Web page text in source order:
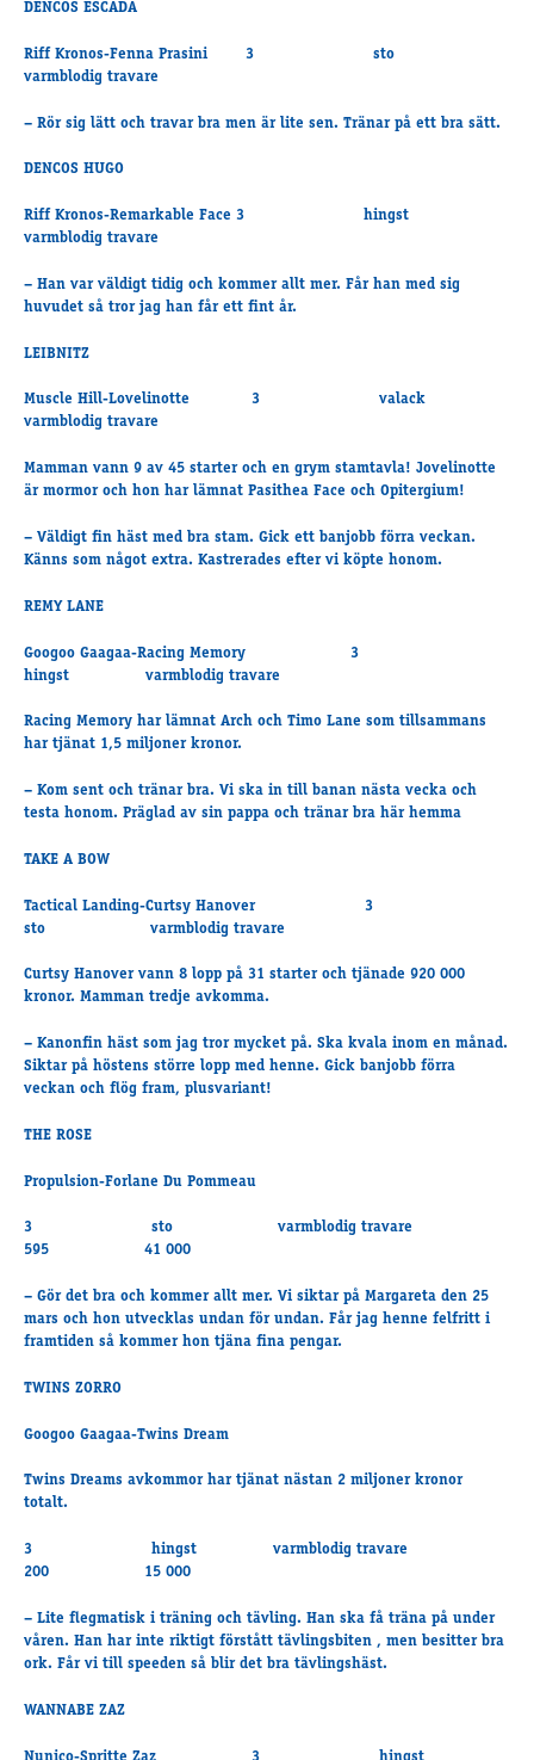
Åby Stora Pris 2026
Supertorsdag
Ponnytravtävlingar
Ridsport
Samarbetspartners
Kursutbud och Aktiviteter
Ledningsgrupp
Kontakt
Styrelsen
Intresseföreningar
DENCOS ESCADA
Riff Kronos-Fenna Prasini 3 sto
varmblodig travare
– Rör sig lätt och travar bra men är lite sen. Tränar på ett bra sätt.
DENCOS HUGO
Riff Kronos-Remarkable Face 3 hingst
varmblodig travare
– Han var väldigt tidig och kommer allt mer. Får han med sig
huvudet så tror jag han får ett fint år.
LEIBNITZ
Muscle Hill-Lovelinotte 3 valack
varmblodig travare
Mamman vann 9 av 45 starter och en grym stamtavla! Jovelinotte
är mormor och hon har lämnat Pasithea Face och Opitergium!
– Väldigt fin häst med bra stam. Gick ett banjobb förra veckan.
Känns som något extra. Kastrerades efter vi köpte honom.
REMY LANE
Googoo Gaagaa-Racing Memory 3
hingst varmblodig travare
Racing Memory har lämnat Arch och Timo Lane som tillsammans
har tjänat 1,5 miljoner kronor.
– Kom sent och tränar bra. Vi ska in till banan nästa vecka och
testa honom. Präglad av sin pappa och tränar bra här hemma
TAKE A BOW
Tactical Landing-Curtsy Hanover 3
sto varmblodig travare
Curtsy Hanover vann 8 lopp på 31 starter och tjänade 920 000
kronor. Mamman tredje avkomma.
– Kanonfin häst som jag tror mycket på. Ska kvala inom en månad.
Siktar på höstens större lopp med henne. Gick banjobb förra
veckan och flög fram, plusvariant!
THE ROSE
Propulsion-Forlane Du Pommeau
3 sto varmblodig travare
595 41 000
– Gör det bra och kommer allt mer. Vi siktar på Margareta den 25
mars och hon utvecklas undan för undan. Får jag henne felfritt i
framtiden så kommer hon tjäna fina pengar.
TWINS ZORRO
Googoo Gaagaa-Twins Dream
Twins Dreams avkommor har tjänat nästan 2 miljoner kronor
totalt.
3 hingst varmblodig travare
200 15 000
– Lite flegmatisk i träning och tävling. Han ska få träna på under
våren. Han har inte riktigt förstått tävlingsbiten , men besitter bra
ork. Får vi till speeden så blir det bra tävlingshäst.
WANNABE ZAZ